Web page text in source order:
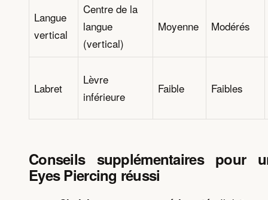
Langue
vertical
Centre de la
langue
(vertical)
Moyenne Modérés
Labret
Lèvre
inférieure
Faible Faibles
Conseils supplémentaires pour
Eyes Piercing réussi